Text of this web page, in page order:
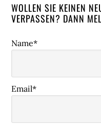
WOLLEN SIE KEINEN
VERPASSEN? DANN
Name*
Email*